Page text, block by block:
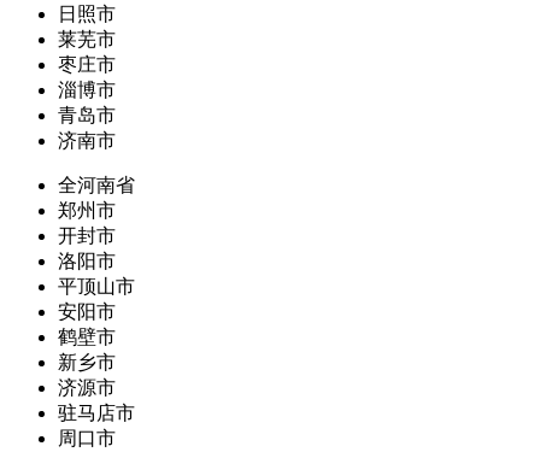
日照市
莱芜市
枣庄市
淄博市
青岛市
济南市
全河南省
郑州市
开封市
洛阳市
平顶山市
安阳市
鹤壁市
新乡市
济源市
驻马店市
周口市